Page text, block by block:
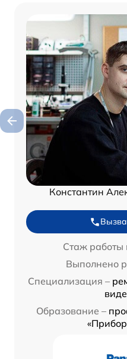
Константин
Стаж работы
Выполнено
Специализация –
Образование –